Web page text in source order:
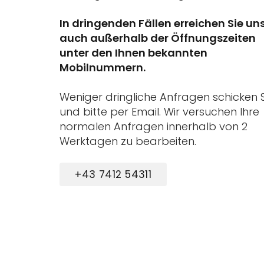
In dringenden Fällen erreichen Sie
auch außerhalb der Öffnungszeiten
unter den Ihnen bekannten
Mobilnummern.
Weniger dringliche Anfragen schicken
und bitte per Email. Wir versuchen Ihre
normalen Anfragen innerhalb von 2
Werktagen zu bearbeiten.
+43 7412 54311